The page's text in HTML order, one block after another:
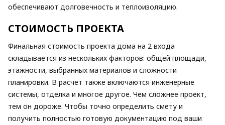
обеспечивают долговечность и теплоизоляцию.
СТОИМОСТЬ ПРОЕКТА
Финальная стоимость проекта дома на 2 входа
складывается из нескольких факторов: общей площади,
этажности, выбранных материалов и сложности
планировки. В расчет также включаются инженерные
системы, отделка и многое другое. Чем сложнее проект,
тем он дороже. Чтобы точно определить смету и
получить полностью готовую документацию под ваши